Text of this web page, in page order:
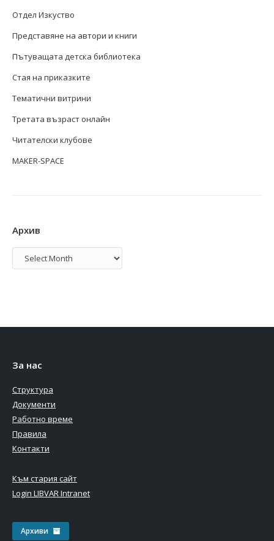
Отдел Изкуство
Представяне на автори и книги
Пътуващата детска библиотека
Стая на приказките
Тематични витрини
Третата възраст онлайн
Читателски клубове
MAKER-SPACE
Архив
Архив
За нас
Структура
Документи
Работно време
Правила
Контакти
Към стария сайт
Login LIBVAR Intranet
Архиви